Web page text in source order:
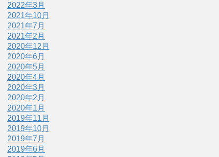
2022年3月
2021年10月
2021年7月
2021年2月
2020年12月
2020年6月
2020年5月
2020年4月
2020年3月
2020年2月
2020年1月
2019年11月
2019年10月
2019年7月
2019年6月